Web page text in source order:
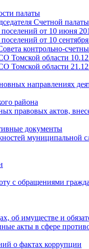
палаты
Счетной палаты
от 10 июня
от 10 сентября
контрольно-
Томской области
Томской области
направлениях
района
правовых актов,
документы
муниципальной
с обращениями
об имуществе и
акты в сфере
о фактах коррупции